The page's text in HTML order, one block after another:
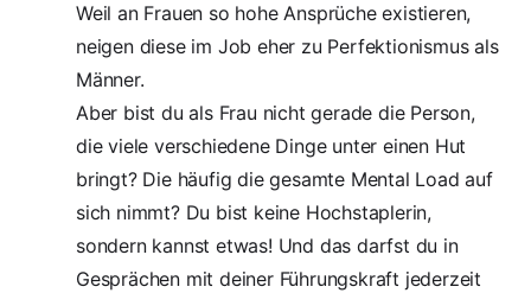
Weil an Frauen so hohe Ansprüche existieren,
neigen diese im Job eher zu Perfektionismus als
Männer.
Aber bist du als Frau nicht gerade die Person,
die viele verschiedene Dinge unter einen Hut
bringt? Die häufig die gesamte Mental Load auf
sich nimmt? Du bist keine Hochstaplerin,
sondern kannst etwas! Und das darfst du in
Gesprächen mit deiner Führungskraft jederzeit